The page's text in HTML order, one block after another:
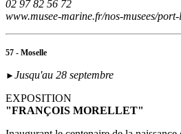
02 97 82 56 72
www.musee-marine.fr/nos-musees/
57 - Moselle
► Jusqu'au 28 septembre
EXPOSITION
"FRANÇOIS MORELLET"